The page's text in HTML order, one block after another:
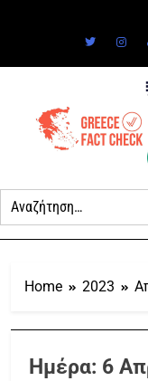
Home 2023
Ημέρα: 6